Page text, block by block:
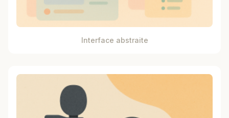
Interface abstraite